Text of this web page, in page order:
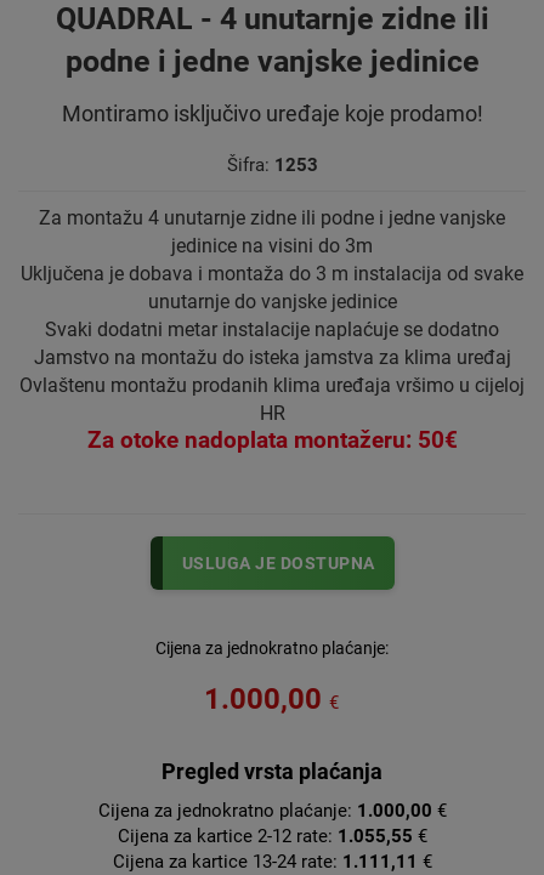
QUADRAL - 4 unutarnje zidne ili
podne i jedne vanjske jedinice
Montiramo isključivo uređaje koje prodamo!
Šifra: 1253
Za montažu 4 unutarnje zidne ili podne i jedne vanjske
jedinice na visini do 3m
Uključena je dobava i montaža do 3 m instalacija od svake
unutarnje do vanjske jedinice
Svaki dodatni metar instalacije naplaćuje se dodatno
Jamstvo na montažu do isteka jamstva za klima uređaj
Ovlaštenu montažu prodanih klima uređaja vršimo u cijeloj
HR
Za otoke nadoplata montažeru: 50€
USLUGA JE DOSTUPNA
Cijena za jednokratno plaćanje:
1.000,00 €
Pregled vrsta plaćanja
Cijena za jednokratno plaćanje: 1.000,00 €
Cijena za kartice 2-12 rate: 1.055,55 €
Cijena za kartice 13-24 rate: 1.111,11 €